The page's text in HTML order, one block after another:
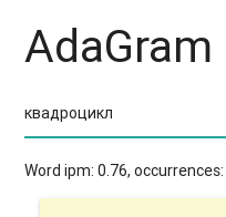
AdaGram
Word ipm: 0.76,